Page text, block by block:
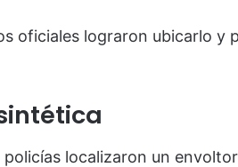
oficiales lograron ubicarlo y
localizaron un